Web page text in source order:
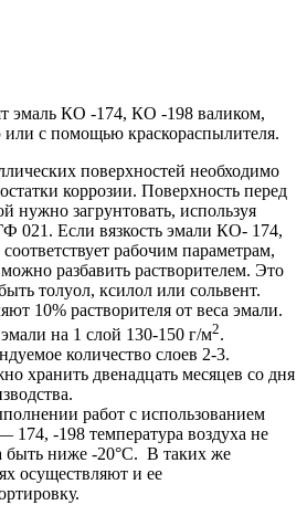
эмаль КО -174, КО -198 валиком,
или с помощью краскораспылителя.
поверхностей необходимо
коррозии. Поверхность перед
нужно загрунтовать, используя
021. Если вязкость эмали КО- 174,
рабочим параметрам,
разбавить растворителем. Это
толуол, ксилол или сольвент.
10% растворителя от веса эмали.
на 1 слой 130-150 г/м2.
количество слоев 2-3.
хранить двенадцать месяцев со дня
работ с использованием
174, -198 температура воздуха не
быть ниже -20°С. В таких же
осуществляют и ее